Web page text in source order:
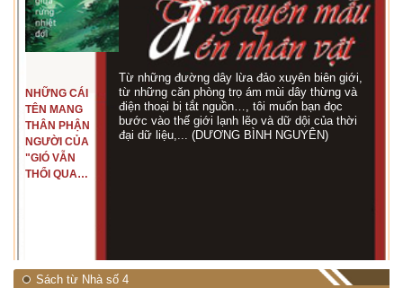
NHỮNG CÁI
TÊN MANG
THÂN PHẬN
NGƯỜI CỦA
"GIÓ VẪN
THỔI QUA
Từ những đường dây lừa đảo xuyên biên giới,
từ những căn phòng trọ ám mùi dây thừng và
điện thoại bị tắt nguồn…, tôi muốn bạn đọc
bước vào thế giới lạnh lẽo và dữ dội của thời
đại dữ liệu,... (DƯƠNG BÌNH NGUYÊN)
Sách từ Nhà số 4